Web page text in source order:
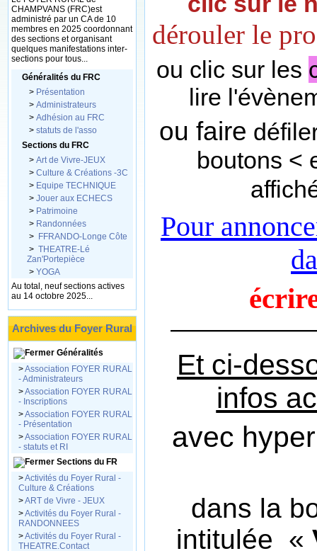
CHAMPVANS (FRC)est
administré par un CA de 10
membres en 2025 coordonnant
des sections et organisant
quelques manifestations inter-
sections pour tous...
Généralités du FRC
> Présentation
> Administrateurs
> Adhésion au FRC
> statuts de l'asso
Sections du FRC
> Art de Vivre-JEUX
> Culture & Créations -3C
> Equipe TECHNIQUE
> Jouer aux ECHECS
> Patrimoine
> Randonnées
> FFRANDO-Longe Côte
> THEATRE-Lé
Zan'Portepièce
> YOGA
Au total, neuf sections actives
au 14 octobre 2025...
Archives du Foyer Rural
Généralités
>Association FOYER RURAL
- Administrateurs
>Association FOYER RURAL
- Inscriptions
>Association FOYER RURAL
- Présentation
>Association FOYER RURAL
- statuts et RI
Sections du FR
>Activités du Foyer Rural -
Culture & Créations
>ART de Vivre - JEUX
>Activités du Foyer Rural -
RANDONNEES
>Activités du Foyer Rural -
THEATRE.Contact
dérouler le
ou clic sur les
lire
ou faire
boutons <
Pour
Et ci-
infos
avec
dans la
intitulée «